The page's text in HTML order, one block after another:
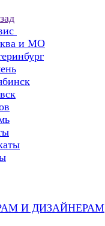
и МО
И ДИЗАЙНЕРАМ